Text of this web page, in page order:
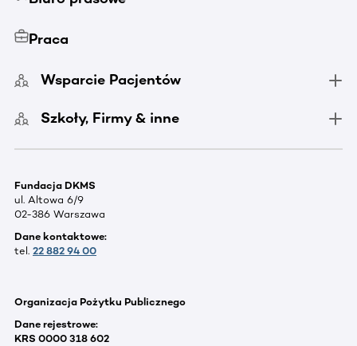
Praca
Wsparcie Pacjentów
Szkoły, Firmy & inne
Fundacja DKMS
ul. Altowa 6/9
02-386 Warszawa
Dane kontaktowe:
tel. 22 882 94 00
Organizacja Pożytku Publicznego
Dane rejestrowe:
KRS 0000 318 602